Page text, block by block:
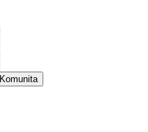
Komunita